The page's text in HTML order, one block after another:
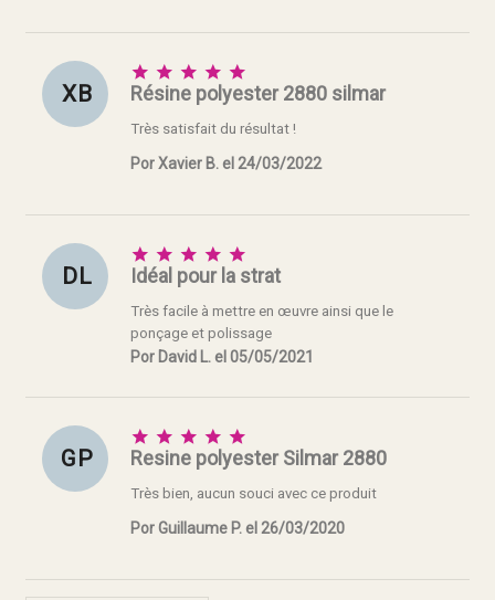
X B
    
Résine polyester 2880 silmar
Très satisfait du résultat !
Por Xavier B. el 24/03/2022
D L
    
Idéal pour la strat
Très facile à mettre en œuvre ainsi que le
ponçage et polissage
Por David L. el 05/05/2021
G P
    
Resine polyester Silmar 2880
Très bien, aucun souci avec ce produit
Por Guillaume P. el 26/03/2020